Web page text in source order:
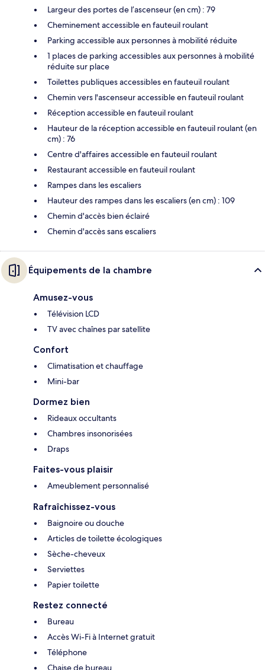
Largeur des portes de l’ascenseur (en cm) : 79
Cheminement accessible en fauteuil roulant
Parking accessible aux personnes à mobilité réduite
1 places de parking accessibles aux personnes à mobilité
réduite sur place
Toilettes publiques accessibles en fauteuil roulant
Chemin vers l'ascenseur accessible en fauteuil roulant
Réception accessible en fauteuil roulant
Hauteur de la réception accessible en fauteuil roulant (en
cm) : 76
Centre d'affaires accessible en fauteuil roulant
Restaurant accessible en fauteuil roulant
Rampes dans les escaliers
Hauteur des rampes dans les escaliers (en cm) : 109
Chemin d'accès bien éclairé
Chemin d'accès sans escaliers
Équipements de la chambre
Amusez-vous
Télévision LCD
TV avec chaînes par satellite
Confort
Climatisation et chauffage
Mini-bar
Dormez bien
Rideaux occultants
Chambres insonorisées
Draps
Faites-vous plaisir
Ameublement personnalisé
Rafraîchissez-vous
Baignoire ou douche
Articles de toilette écologiques
Sèche-cheveux
Serviettes
Papier toilette
Restez connecté
Bureau
Accès Wi-Fi à Internet gratuit
Téléphone
Chaise de bureau